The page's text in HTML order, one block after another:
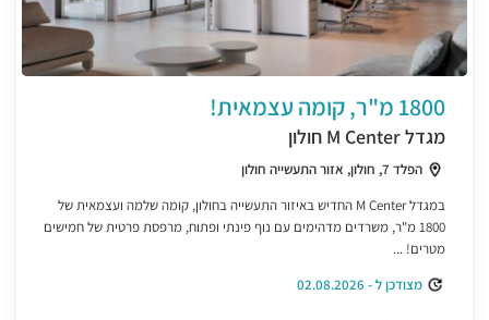
1800 מ"ר, קומה עצמאית!
מגדל M Center חולון
הפלד 7, חולון, אזור התעשייה חולון
במגדל M Center החדיש באיזור התעשייה בחולון, קומה שלמה ועצמאית של
1800 מ"ר, משרדים מדהימים עם נוף פינתי ופתוח, מרפסת פרטית של חמישים
מטרים! ...
מצודכן ל - 02.08.2026